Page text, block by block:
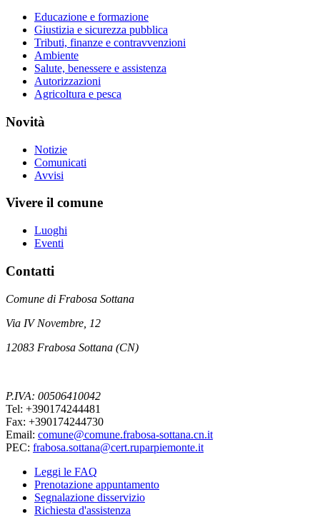
Educazione e formazione
Giustizia e sicurezza pubblica
Tributi, finanze e contravvenzioni
Ambiente
Salute, benessere e assistenza
Autorizzazioni
Agricoltura e pesca
Novità
Notizie
Comunicati
Avvisi
Vivere il comune
Luoghi
Eventi
Contatti
Comune di Frabosa Sottana
Via IV Novembre, 12
12083 Frabosa Sottana (CN)
P.IVA: 00506410042
Tel: +390174244481
Fax: +390174244730
Email: comune@comune.frabosa-sottana.cn.it
PEC: frabosa.sottana@cert.ruparpiemonte.it
Leggi le FAQ
Prenotazione appuntamento
Segnalazione disservizio
Richiesta d'assistenza